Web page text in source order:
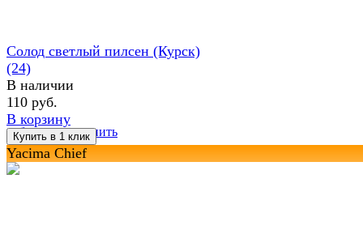
избранное сравнить
Солод светлый пилсен (Курск)
(24)
В наличии
110 руб.
В корзину
Yacima Chief